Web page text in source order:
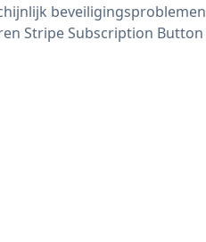
beveiligingsproblemen
Stripe Subscription Button